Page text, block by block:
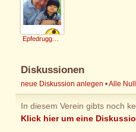
Diskussionen
neue Diskussion anlegen •Alle
In diesem Verein gibts noch
Klick hier um eine